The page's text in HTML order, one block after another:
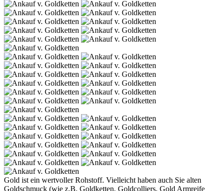
Gold ist ein wertvoller Rohstoff. Vielleicht haben auch Sie alten
Goldschmuck (wie z.B. Goldketten, Goldcolliers, Gold Armreife